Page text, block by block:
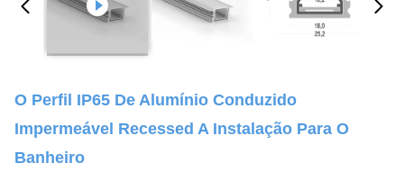
O Perfil IP65 De Alumínio Conduzido
Impermeável Recessed A Instalação Para O
Banheiro